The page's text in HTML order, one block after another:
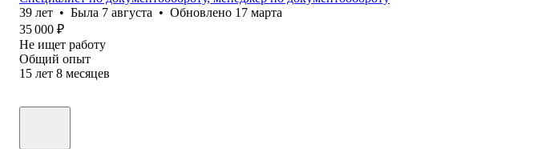
39 лет • Была 7 августа • Обновлено 17 марта
35 000 ₽
Не ищет работу
Общий опыт
15 лет 8 месяцев